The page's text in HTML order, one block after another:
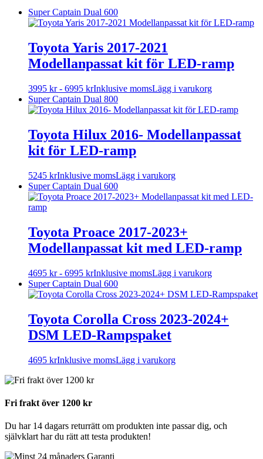
Super Captain Dual 600
Toyota Yaris 2017-2021
Modellanpassat kit för LED-ramp
3995 kr- 6995 krInklusive momsLägg i varukorgDen
produkten
varianter.
väljas
på
Super Captain Dual 800
Toyota Hilux 2016- Modellanpassat
kit för LED-ramp
5245 krInklusive momsLägg i varukorg
Super Captain Dual 600
Toyota Proace 2017-2023+
Modellanpassat kit med LED-ramp
4695 kr- 6995 krInklusive momsLägg i varukorgDen
produkten
flera
varianter.
Super Captain Dual 600
Toyota Corolla Cross 2023-2024+
DSM LED-Rampspaket
4695 krInklusive momsLägg i varukorg
Fri frakt över 1200 kr
Du har 14 dagars returrätt om produkten inte passar dig, och
självklart har du rätt att testa produkten!